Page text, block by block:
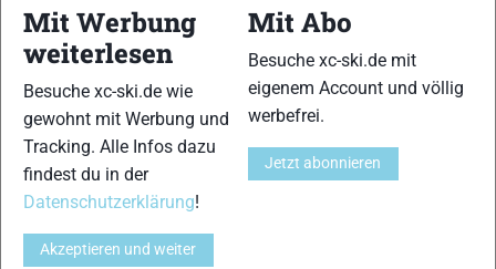
Nächste Starterin ist Evi Sachenbacher-Stehle. Sie sollte
nach den Erfolgen in Rybinsk mit großem Selbstbewusstsein
hier ins Rennen gehen.
19:01 – Gössner, Miriam (GER):
Es hatte sich angedeutet und nun ist es geschehen: Miriam
Gössner übernimmt nach 6,9 Kilometern die Führung vor
Brooks. Das könnte erneut ein sehr gutes Resultat für die
Deutsche werden.
Mit Werbung
weiterlesen
Besuche xc-ski.de wie
gewohnt mit Werbung und
Tracking. Alle Infos dazu
findest du in der
Datenschutzerklärung!
Akzeptieren und weiter
Mit Abo
Besuche xc-ski.de mit
eigenem Account und völlig
werbefrei.
Jetzt abonnieren